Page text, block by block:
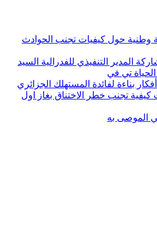
وطنية حول كيفيات تجنب الحوادث
المدير التنفيذي للفدرالية السيد
تي في
بناءة لفائدة المستهلك الجزائري
تجنب خطر الاختناق بغاز اول
الموصى به